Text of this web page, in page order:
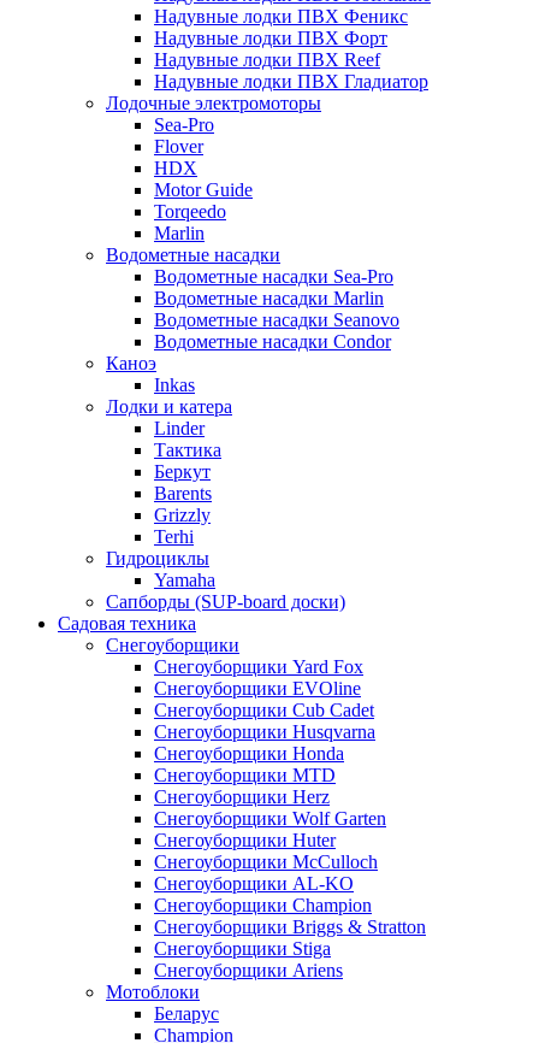
Надувные лодки ПВХ Феникс
Надувные лодки ПВХ Форт
Надувные лодки ПВХ Reef
Надувные лодки ПВХ Гладиатор
Лодочные электромоторы
Sea-Pro
Flover
HDX
Motor Guide
Torqeedo
Marlin
Водометные насадки
Водометные насадки Sea-Pro
Водометные насадки Marlin
Водометные насадки Seanovo
Водометные насадки Condor
Каноэ
Inkas
Лодки и катера
Linder
Тактика
Беркут
Barents
Grizzly
Terhi
Гидроциклы
Yamaha
Сапборды (SUP-board доски)
Садовая техника
Снегоуборщики
Снегоуборщики Yard Fox
Снегоуборщики EVOline
Снегоуборщики Cub Cadet
Снегоуборщики Husqvarna
Снегоуборщики Honda
Снегоуборщики MTD
Снегоуборщики Herz
Снегоуборщики Wolf Garten
Снегоуборщики Huter
Снегоуборщики McCulloch
Снегоуборщики AL-KO
Снегоуборщики Champion
Снегоуборщики Briggs & Stratton
Снегоуборщики Stiga
Снегоуборщики Ariens
Мотоблоки
Беларус
Champion